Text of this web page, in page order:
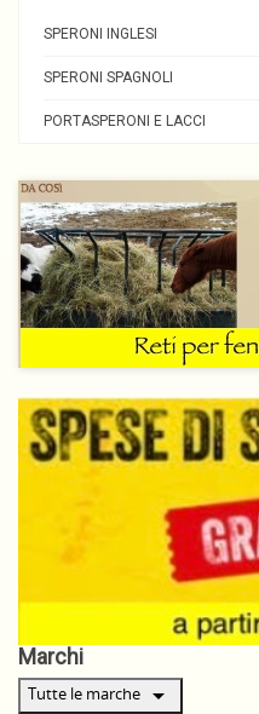
SPERONI INGLESI
SPERONI SPAGNOLI
PORTASPERONI E LACCI
Marchi
Tutte le marche arrow_drop_down